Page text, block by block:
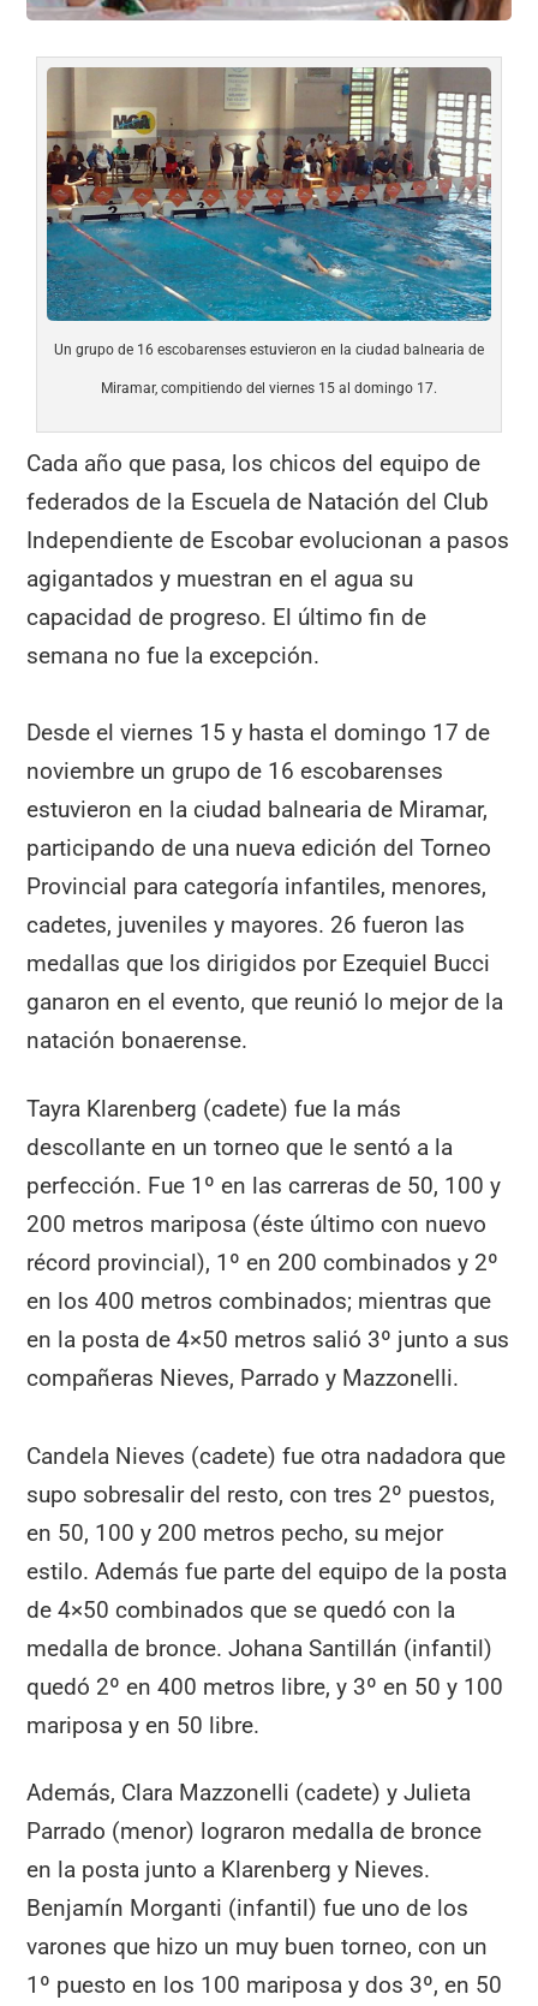
Un grupo de 16 escobarenses estuvieron en la ciudad balnearia de
Miramar, compitiendo del viernes 15 al domingo 17.
Cada año que pasa, los chicos del equipo de
federados de la Escuela de Natación del Club
Independiente de Escobar evolucionan a pasos
agigantados y muestran en el agua su
capacidad de progreso. El último fin de
semana no fue la excepción.
Desde el viernes 15 y hasta el domingo 17 de
noviembre un grupo de 16 escobarenses
estuvieron en la ciudad balnearia de Miramar,
participando de una nueva edición del Torneo
Provincial para categoría infantiles, menores,
cadetes, juveniles y mayores. 26 fueron las
medallas que los dirigidos por Ezequiel Bucci
ganaron en el evento, que reunió lo mejor de la
natación bonaerense.
Tayra Klarenberg (cadete) fue la más
descollante en un torneo que le sentó a la
perfección. Fue 1º en las carreras de 50, 100 y
200 metros mariposa (éste último con nuevo
récord provincial), 1º en 200 combinados y 2º
en los 400 metros combinados; mientras que
en la posta de 4×50 metros salió 3º junto a sus
compañeras Nieves, Parrado y Mazzonelli.
Candela Nieves (cadete) fue otra nadadora que
supo sobresalir del resto, con tres 2º puestos,
en 50, 100 y 200 metros pecho, su mejor
estilo. Además fue parte del equipo de la posta
de 4×50 combinados que se quedó con la
medalla de bronce. Johana Santillán (infantil)
quedó 2º en 400 metros libre, y 3º en 50 y 100
mariposa y en 50 libre.
Además, Clara Mazzonelli (cadete) y Julieta
Parrado (menor) lograron medalla de bronce
en la posta junto a Klarenberg y Nieves.
Benjamín Morganti (infantil) fue uno de los
varones que hizo un muy buen torneo, con un
1º puesto en los 100 mariposa y dos 3º, en 50